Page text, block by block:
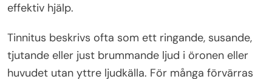
effektiv hjälp.
Tinnitus beskrivs ofta som ett ringande, susande,
tjutande eller just brummande ljud i öronen eller
huvudet utan yttre ljudkälla. För många förvärras